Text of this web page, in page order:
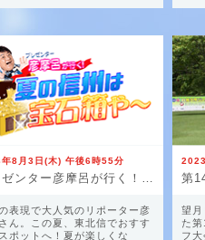
8月3日(木) 午後6時55分
プレゼンター彦摩呂が行く！...
表現で大人気のリポーター彦
ん。この夏、東北信でおすす
ポットへ！夏が楽しくな
第
望月
た
フ